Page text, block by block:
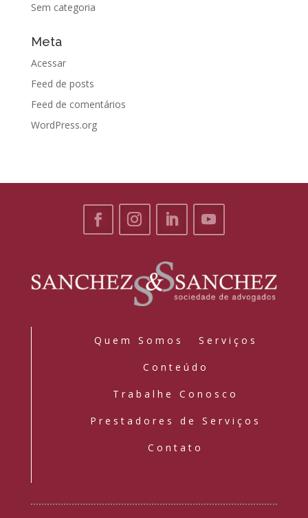
Sem categoria
Meta
Acessar
Feed de posts
Feed de comentários
WordPress.org
Quem Somos Serviços
Conteúdo
Trabalhe Conosco
Prestadores de Serviços
Contato